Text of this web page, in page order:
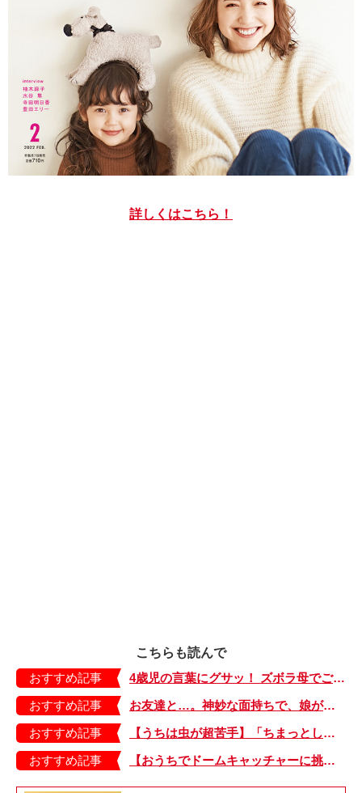
詳しくはこちら！
こちらも読んで
おすすめ記事
4歳児の言葉にグサッ！ ズボラ母でごめんよ…。【もちもち！おもちBOY・10】
おすすめ記事
お友達と…。神妙な面持ちで、娘が語り始めた内容【今日のたやちゃん・33】
おすすめ記事
【うちは虫が超苦手】「ちまっとした虫にも大騒ぎ！」「可愛い系の虫……でも逃げる！」教えて！ みんなの虫ギライエピソード
おすすめ記事
【おうちでドームキャッチャーに挑戦だ】アンパンマン わくわくドームキャッチャー